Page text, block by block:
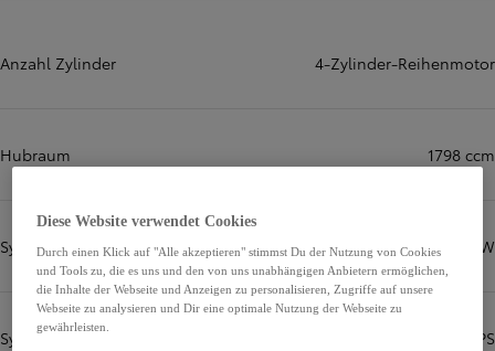
Anzahl Zylinder 4‑Zylinder‑Reihenmotor
Hubraum 1798 ccm
Systemleistung (kW) 103 kW
Systemleistung (PS) 140 PS
Diese Website verwendet Cookies
Durch einen Klick auf "Alle akzeptieren" stimmst Du der Nutzung von Cookies
und Tools zu, die es uns und den von uns unabhängigen Anbietern ermöglichen,
die Inhalte der Webseite und Anzeigen zu personalisieren, Zugriffe auf unsere
Webseite zu analysieren und Dir eine optimale Nutzung der Webseite zu
gewährleisten.